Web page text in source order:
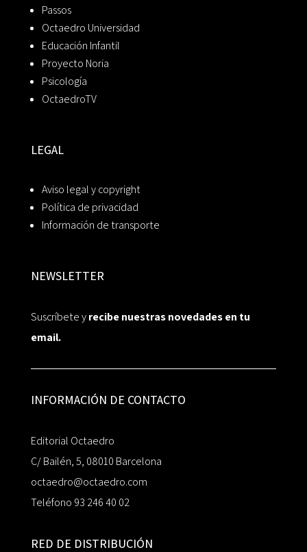
Passos
Octaedro Universidad
Educación Infantil
Proyecto Noria
Psicología
OctaedroTV
LEGAL
Aviso legal y copyright
Política de privacidad
Información de transporte
NEWSLETTER
Suscríbete yrecibe nuestras novedades en tu
email.
INFORMACIÓN DE CONTACTO
Editorial Octaedro
C/ Bailén, 5, 08010 Barcelona
octaedro@octaedro.com
Teléfono 93 246 40 02
RED DE DISTRIBUCIÓN